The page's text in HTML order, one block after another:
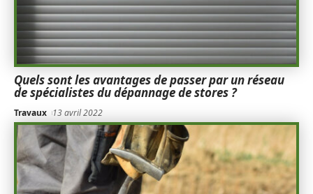
Quels sont les avantages de passer par un réseau
de spécialistes du dépannage de stores ?
Travaux 13 avril 2022